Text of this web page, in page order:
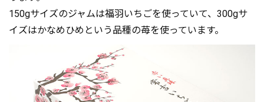
150gサイズのジャムは福羽いちごを使っていて、300gサ
イズはかなめひめという品種の苺を使っています。